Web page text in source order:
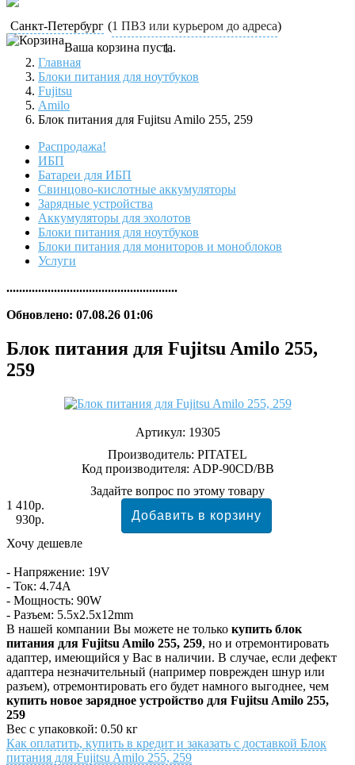
Санкт-Петербург (1 ПВЗ или курьером до адреса)
Ваша корзина пуста.
Главная
Блоки питания для ноутбуков
Fujitsu
Amilo
Блок питания для Fujitsu Amilo 255, 259
Распродажа!
ИБП
Батареи для ИБП
Свинцово-кислотные аккумуляторы
Зарядные устройства
Аккумуляторы для эхолотов
Блоки питания для ноутбуков
Блоки питания для мониторов и моноблоков
Услуги
......................................................
Обновлено: 07.08.26 01:06
Блок питания для Fujitsu Amilo 255,
259
Артикул: 19305
Производитель: PITATEL
Код производителя: ADP-90CD/BB
Задайте вопрос по этому товару
1 410р.
930р.
Хочу дешевле
- Напряжение: 19V
- Ток: 4.74A
- Мощность: 90W
- Разъем: 5.5x2.5x12mm
В нашей компании Вы можете не только купить блок
питания для Fujitsu Amilo 255, 259, но и отремонтировать
адаптер, имеющийся у Вас в наличии. В случае, если дефект
адаптера незначительный (например поврежден шнур или
разъем), отремонтировать его будет намного выгоднее, чем
купить новое зарядное устройство для Fujitsu Amilo 255,
259
Вес с упаковкой: 0.50 кг
Как оплатить, купить в кредит и заказать с доставкой Блок
питания для Fujitsu Amilo 255, 259